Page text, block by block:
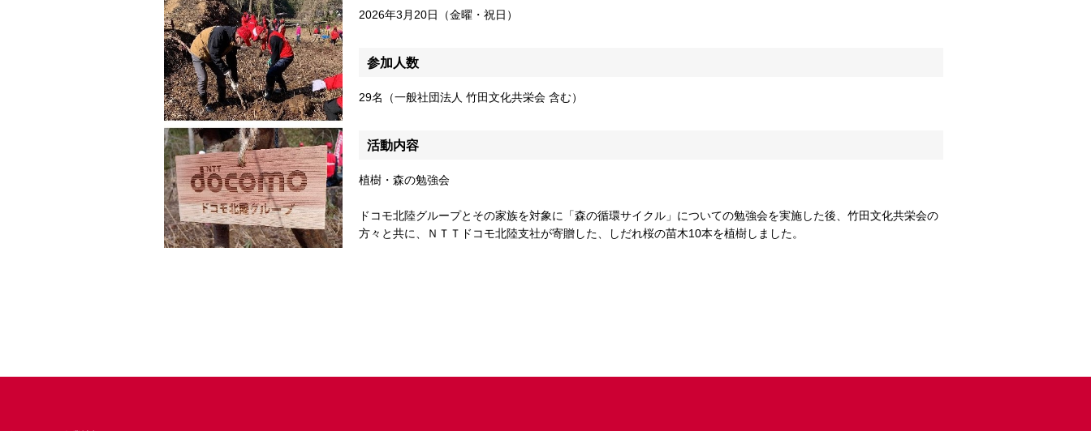
2026年3月20日（金曜・祝日）
参加人数
29名（一般社団法人 竹田文化共栄会 含む）
活動内容
植樹・森の勉強会
ドコモ北陸グループとその家族を対象に「森の循環サイクル」についての勉強会を実施した後、竹田文化共栄会の
方々と共に、ＮＴＴドコモ北陸支社が寄贈した、しだれ桜の苗木10本を植樹しました。